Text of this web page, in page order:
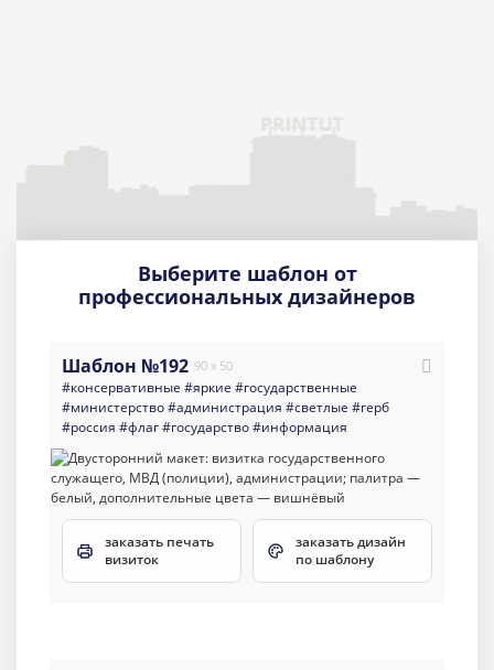
Выберите шаблон от
профессиональных дизайнеров
Шаблон №192 90 x 50
#консервативные #яркие #государственные
#министерство#администрация #светлые #герб
#россия #флаг#государство#информация
заказать печать
визиток
заказать дизайн
по шаблону